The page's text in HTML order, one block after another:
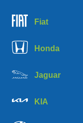
Fiat
Honda
Jaguar
KIA